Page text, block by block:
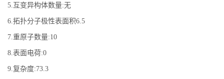
5.互变异构体数量:无
6.拓扑分子极性表面积6.5
7.重原子数量:10
8.表面电荷:0
9.复杂度:73.3